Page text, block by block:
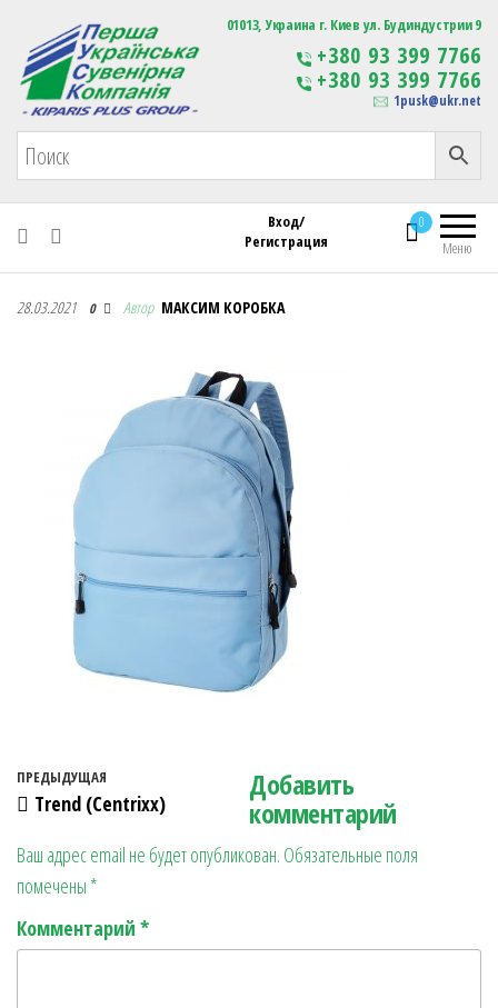
Первая Украинская Сувенирная Компания Изготовление
сувенирной продукции
с логотипом
01013, Украина г. Киев ул. Будиндустрии 9
+380 93 399 7766
+380 93 399 7766
1pusk@ukr.net
Меню
0
Вход/
Регистрация
Первая Украинская Сувенирная Компания
28.03.2021 0 Автор МАКСИМ КОРОБКА
Навигация по записям
Предыдущая запись
ПРЕДЫДУЩАЯ
Trend (Centrixx)
Добавить
комментарий
Ваш адрес email не будет опубликован. Обязательные поля
помечены *
Комментарий *